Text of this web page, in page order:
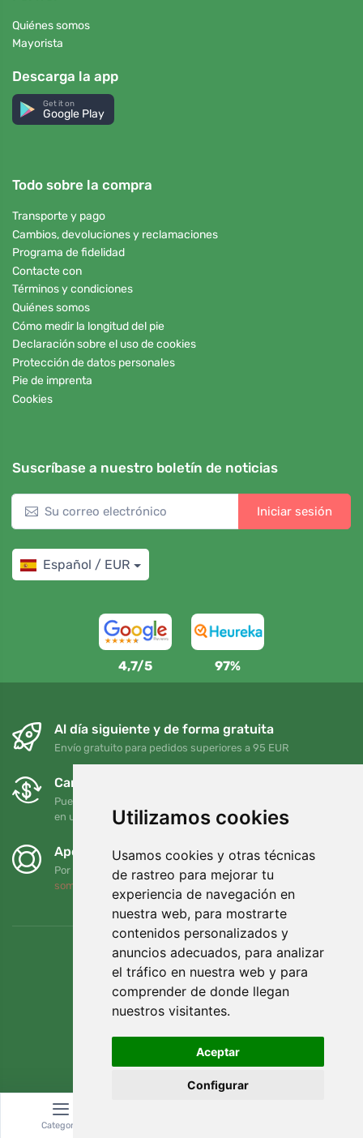
Utilizamos cookies
Usamos cookies y otras técnicas
de rastreo para mejorar tu
experiencia de navegación en
nuestra web, para mostrarte
contenidos personalizados y
anuncios adecuados, para analizar
el tráfico en nuestra web y para
comprender de donde llegan
nuestros visitantes.
Aceptar
Configurar
Quiénes somos
Mayorista
Descarga la app
Get it on
Google Play
Todo sobre la compra
Transporte y pago
Cambios, devoluciones y reclamaciones
Programa de fidelidad
Contacte con
Términos y condiciones
Quiénes somos
Cómo medir la longitud del pie
Declaración sobre el uso de cookies
Protección de datos personales
Pie de imprenta
Cookies
Suscríbase a nuestro boletín de noticias
Iniciar sesión
Español / EUR
4,7/5 97%
Al día siguiente y de forma gratuita
Envío gratuito para pedidos superiores a 95 EUR
Cambios y devoluciones gratuitos
Puede devolver o cambiar su pedido en cualquier momento
en un plazo de 90 días
Apoyamos a Trees.org
Por cada pedido plantamos un árbol. Leer más
somos
Categoría